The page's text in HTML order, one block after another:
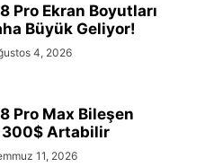
Pro Ekran Boyutları
Büyük Geliyor!
4, 2026
Pro Max Bileşen
Artabilir
11, 2026